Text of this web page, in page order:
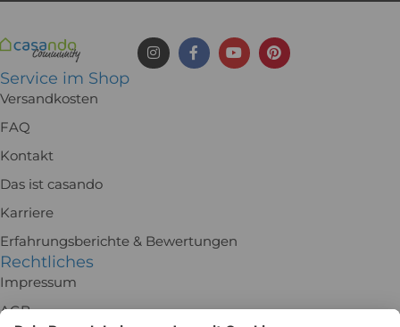
Service im Shop
Versandkosten
FAQ
Kontakt
Das ist casando
Karriere
Erfahrungsberichte & Bewertungen
Rechtliches
Impressum
AGB